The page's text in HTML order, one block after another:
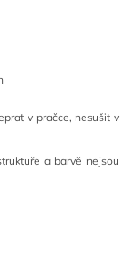
v pračce, nesušit v
a barvě nejsou